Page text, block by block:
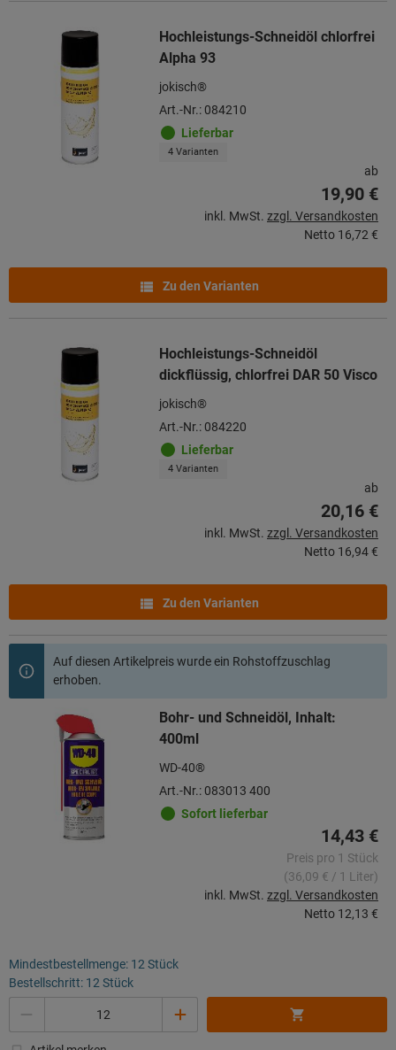
Hochleistungs-Schneidöl chlorfrei
Alpha 93
jokisch®
Art.-Nr.: 084210
Lieferbar
4 Varianten
ab
19,90 €
inkl. MwSt. zzgl. Versandkosten
Netto 16,72 €
Zu den Varianten
Hochleistungs-Schneidöl
dickflüssig, chlorfrei DAR 50 Visco
jokisch®
Art.-Nr.: 084220
Lieferbar
4 Varianten
ab
20,16 €
inkl. MwSt. zzgl. Versandkosten
Netto 16,94 €
Zu den Varianten
Auf diesen Artikelpreis wurde ein Rohstoffzuschlag
erhoben.
Bohr- und Schneidöl, Inhalt:
400ml
WD-40®
Art.-Nr.: 083013 400
Sofort lieferbar
14,43 €
Preis pro 1 Stück
(36,09 € / 1 Liter)
inkl. MwSt. zzgl. Versandkosten
Netto 12,13 €
Mindestbestellmenge: 12 Stück
Bestellschritt: 12 Stück